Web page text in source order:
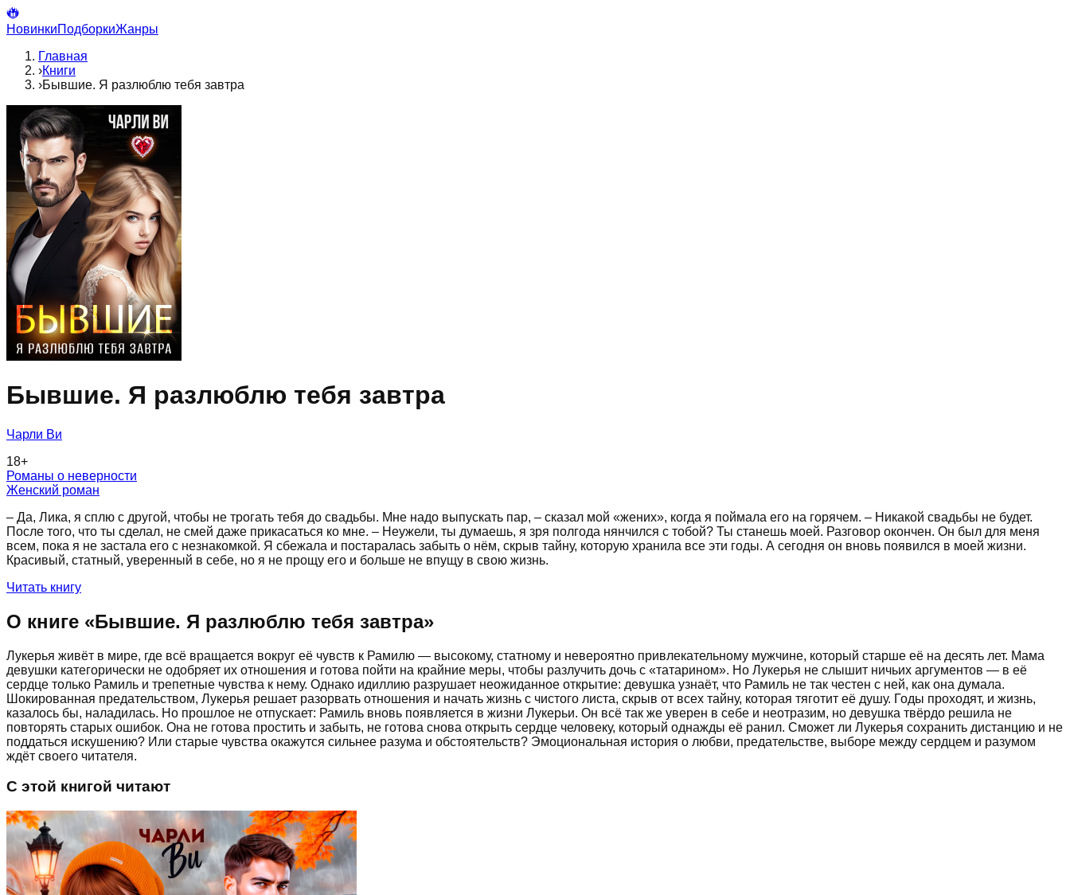
НовинкиПодборкиЖанры
Главная
›Книги
›Бывшие. Я разлюблю тебя завтра
Бывшие. Я разлюблю тебя завтра
Чарли Ви
18+
Романы о неверности
Женский роман
– Да, Лика, я сплю с другой, чтобы не трогать тебя до свадьбы. Мне надо выпускать пар, – сказал мой «жених», когда я поймала его на горячем. – Никакой свадьбы не будет.
После того, что ты сделал, не смей даже прикасаться ко мне. – Неужели, ты думаешь, я зря полгода нянчился с тобой? Ты станешь моей. Разговор окончен. Он был для меня
всем, пока я не застала его с незнакомкой. Я сбежала и постаралась забыть о нём, скрыв тайну, которую хранила все эти годы. А сегодня он вновь появился в моей жизни.
Красивый, статный, уверенный в себе, но я не прощу его и больше не впущу в свою жизнь.
Читать книгу
О книге «Бывшие. Я разлюблю тебя завтра»
Лукерья живёт в мире, где всё вращается вокруг её чувств к Рамилю — высокому, статному и невероятно привлекательному мужчине, который старше её на десять лет. Мама
девушки категорически не одобряет их отношения и готова пойти на крайние меры, чтобы разлучить дочь с «татарином». Но Лукерья не слышит ничьих аргументов — в её
сердце только Рамиль и трепетные чувства к нему. Однако идиллию разрушает неожиданное открытие: девушка узнаёт, что Рамиль не так честен с ней, как она думала.
Шокированная предательством, Лукерья решает разорвать отношения и начать жизнь с чистого листа, скрыв от всех тайну, которая тяготит её душу. Годы проходят, и жизнь,
казалось бы, наладилась. Но прошлое не отпускает: Рамиль вновь появляется в жизни Лукерьи. Он всё так же уверен в себе и неотразим, но девушка твёрдо решила не
повторять старых ошибок. Она не готова простить и забыть, не готова снова открыть сердце человеку, который однажды её ранил. Сможет ли Лукерья сохранить дистанцию и не
поддаться искушению? Или старые чувства окажутся сильнее разума и обстоятельств? Эмоциональная история о любви, предательстве, выборе между сердцем и разумом
ждёт своего читателя.
С этой книгой читают